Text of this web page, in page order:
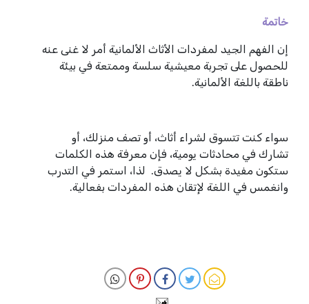
خاتمة
إن الفهم الجيد لمفردات الأثاث الألمانية أمر لا غنى عنه
للحصول على تجربة معيشية سلسة وممتعة في بيئة
ناطقة باللغة الألمانية.
سواء كنت تتسوق لشراء أثاث، أو تصف منزلك، أو
تشارك في محادثات يومية، فإن معرفة هذه الكلمات
ستكون مفيدة بشكل لا يصدق. لذا، استمر في التدرب
وانغمس في اللغة لإتقان هذه المفردات بفعالية.